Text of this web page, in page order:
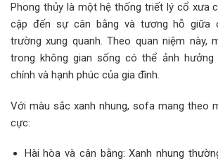
Phong thủy là một hệ thống triết lý cổ xưa
cập đến sự cân bằng và tương hỗ giữa
trường xung quanh. Theo quan niệm này,
trong không gian sống có thể ảnh
chính và hạnh phúc của gia đình.
Với màu sắc xanh nhung, sofa mang theo
cực:
Hài hòa và cân bằng: Xanh nhung